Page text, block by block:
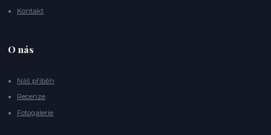
Kontakt
O nás
Náš příběh
Recenze
Fotogalerie